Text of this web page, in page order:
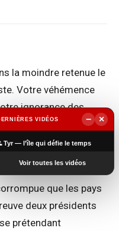
la moindre retenue le
Votre véhémence
ignorance des
surtout à la
ne
que les pays
deux présidents
prétendant
VIDÉOS −
×
Tyr — l’île qui défie le temps
Voir toutes les vidéos